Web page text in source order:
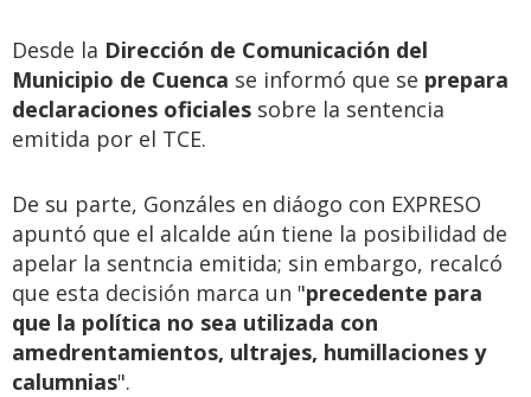
Desde la Dirección de Comunicación del
Municipio de Cuenca se informó que se prepara
declaraciones oficiales sobre la sentencia
emitida por el TCE.
De su parte, Gonzáles en diáogo con EXPRESO
apuntó que el alcalde aún tiene la posibilidad de
apelar la sentncia emitida; sin embargo, recalcó
que esta decisión marca un "precedente para
que la política no sea utilizada con
amedrentamientos, ultrajes, humillaciones y
calumnias".